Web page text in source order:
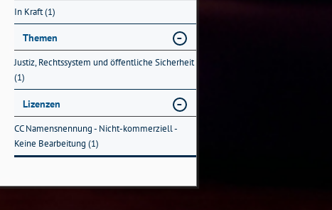
In Kraft (1)
Themen
Justiz, Rechtssystem und öffentliche Sicherheit
(1)
Lizenzen
CC Namensnennung - Nicht-kommerziell -
Keine Bearbeitung (1)